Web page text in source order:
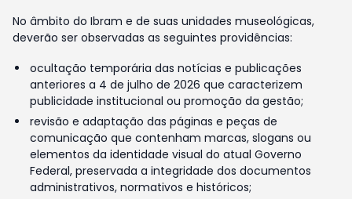
No âmbito do Ibram e de suas unidades museológicas,
deverão ser observadas as seguintes providências:
ocultação temporária das notícias e publicações
anteriores a 4 de julho de 2026 que caracterizem
publicidade institucional ou promoção da gestão;
revisão e adaptação das páginas e peças de
comunicação que contenham marcas, slogans ou
elementos da identidade visual do atual Governo
Federal, preservada a integridade dos documentos
administrativos, normativos e históricos;